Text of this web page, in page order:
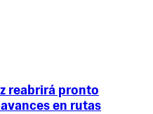
reabrirá pronto
en rutas